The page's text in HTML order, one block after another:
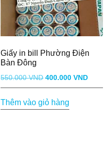
Giấy in bill Phường Điện
Bàn Đông
550.000VND Giá
gốc
là:
400.000VNDGiá
hiện
Thêm vào giỏ hàng